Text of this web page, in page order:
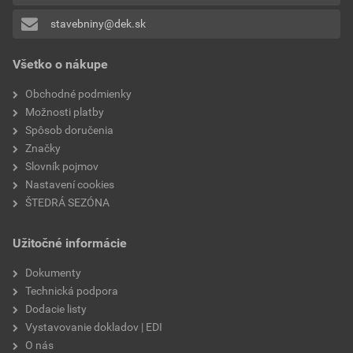
faktor difúzneho odporu
suchom stave
doba spracovateľnosti
spotreba zámesovej vody
pevnosť v tlaku po 28
dňoch
značka
hrúbka vrstvy
Pridávať hodnotenie môže iba prihlásený užívateľ.
Všetko o nákupe
Obchodné podmienky
Možnosti platby
Spôsob doručenia
Značky
Slovník pojmov
Nastavení cookies
ŠTEDRÁ SEZÓNA
Užitočné informácie
Dokumenty
Technická podpora
Dodacie listy
Vystavovanie dokladov | EDI
O nás
stavebniny@dek.sk